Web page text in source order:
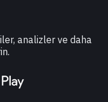
analizler ve daha